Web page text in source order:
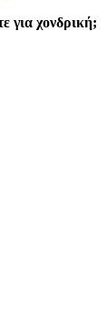
για χονδρική;